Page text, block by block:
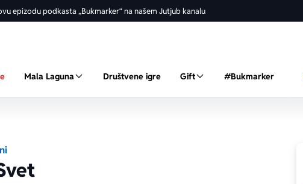
epizodu podkasta „Bukmarker“ na našem Jutjub kanalu
Mala Laguna Društvene igre Gift #Bukmarker